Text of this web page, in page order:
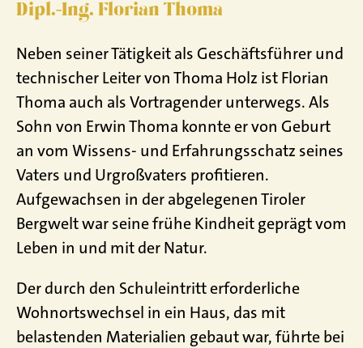
Dipl.-Ing. Florian Thoma
Neben seiner Tätigkeit als Geschäftsführer und
technischer Leiter von Thoma Holz ist Florian
Thoma auch als Vortragender unterwegs. Als
Sohn von Erwin Thoma konnte er von Geburt
an vom Wissens- und Erfahrungsschatz seines
Vaters und Urgroßvaters profitieren.
Aufgewachsen in der abgelegenen Tiroler
Bergwelt war seine frühe Kindheit geprägt vom
Leben in und mit der Natur.
Der durch den Schuleintritt erforderliche
Wohnortswechsel in ein Haus, das mit
belastenden Materialien gebaut war, führte bei